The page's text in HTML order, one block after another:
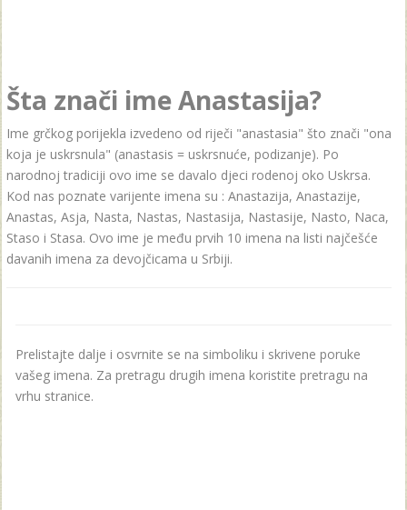
Šta znači ime Anastasija?
Ime grčkog porijekla izvedeno od riječi "anastasia" što znači "ona
koja je uskrsnula" (anastasis = uskrsnuće, podizanje). Po
narodnoj tradiciji ovo ime se davalo djeci rodenoj oko Uskrsa.
Kod nas poznate varijente imena su : Anastazija, Anastazije,
Anastas, Asja, Nasta, Nastas, Nastasija, Nastasije, Nasto, Naca,
Staso i Stasa. Ovo ime je među prvih 10 imena na listi najčešće
davanih imena za devojčicama u Srbiji.
Prelistajte dalje i osvrnite se na simboliku i skrivene poruke
vašeg imena. Za pretragu drugih imena koristite pretragu na
vrhu stranice.